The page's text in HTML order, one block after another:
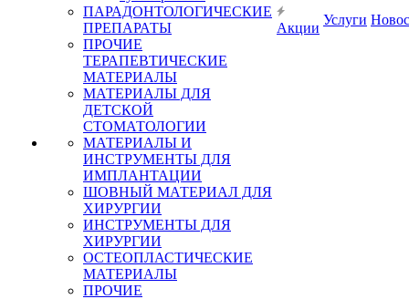
ПАРАДОНТОЛОГИЧЕСКИЕ
ПРЕПАРАТЫ
ПРОЧИЕ
ТЕРАПЕВТИЧЕСКИЕ
МАТЕРИАЛЫ
МАТЕРИАЛЫ ДЛЯ
ДЕТСКОЙ
СТОМАТОЛОГИИ
МАТЕРИАЛЫ И
ИНСТРУМЕНТЫ ДЛЯ
ИМПЛАНТАЦИИ
ШОВНЫЙ МАТЕРИАЛ ДЛЯ
ХИРУРГИИ
ИНСТРУМЕНТЫ ДЛЯ
ХИРУРГИИ
ОСТЕОПЛАСТИЧЕСКИЕ
МАТЕРИАЛЫ
ПРОЧИЕ
Акции
Услуги